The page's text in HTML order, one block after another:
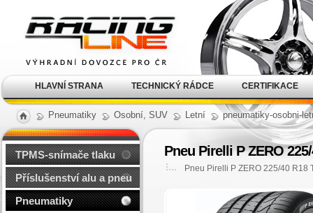
Pneumatiky Osobní, SUV Letní pneumatiky-osobni-
Pneu Pirelli P ZERO
Pneu Pirelli P ZERO 225/40 R18
TPMS-snímače tlaku
Příslušenství alu a pneu
Pneumatiky
kola Racing Line
HLAVNÍ STRANA TECHNICKÝ RÁDCE CERTIFIKACE